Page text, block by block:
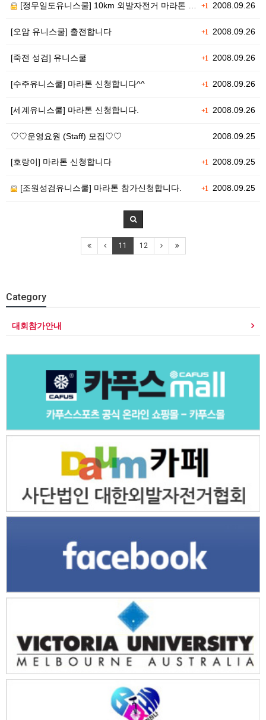
+1 2008.09.26
[정무일도유니스쿨] 10km 외발자전거 마라톤 참가 신…
+1 2008.09.26
[오암 유니스쿨] 출전합니다
+1 2008.09.26
[죽전 성검] 유니스쿨
+1 2008.09.26
[수주유니스쿨] 마라톤 신청합니다^^
+1 2008.09.26
[세계유니스쿨] 마라톤 신청합니다.
2008.09.25
♡♡운영요원 (Staff) 모집♡♡
+1 2008.09.25
[호랑이] 마라톤 신청합니다
+1 2008.09.25
[조원성검유니스쿨] 마라톤 참가신청합니다.
11 12
Category
대회참가안내